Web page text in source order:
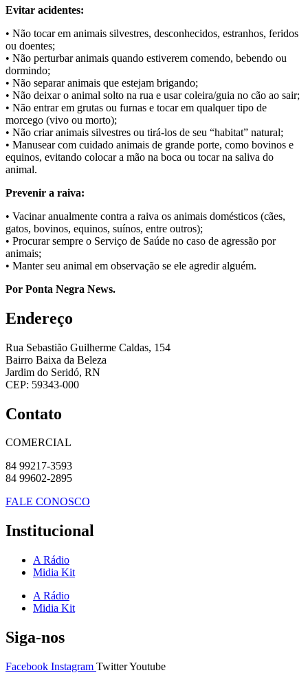
Evitar acidentes:
• Não tocar em animais silvestres, desconhecidos, estranhos, feridos
ou doentes;
• Não perturbar animais quando estiverem comendo, bebendo ou
dormindo;
• Não separar animais que estejam brigando;
• Não deixar o animal solto na rua e usar coleira/guia no cão ao sair;
• Não entrar em grutas ou furnas e tocar em qualquer tipo de
morcego (vivo ou morto);
• Não criar animais silvestres ou tirá-los de seu “habitat” natural;
• Manusear com cuidado animais de grande porte, como bovinos e
equinos, evitando colocar a mão na boca ou tocar na saliva do
animal.
Prevenir a raiva:
• Vacinar anualmente contra a raiva os animais domésticos (cães,
gatos, bovinos, equinos, suínos, entre outros);
• Procurar sempre o Serviço de Saúde no caso de agressão por
animais;
• Manter seu animal em observação se ele agredir alguém.
Por Ponta Negra News.
Endereço
Rua Sebastião Guilherme Caldas, 154
Bairro Baixa da Beleza
Jardim do Seridó, RN
CEP: 59343-000
Contato
COMERCIAL
84 99217-3593
84 99602-2895
FALE CONOSCO
Institucional
A Rádio
Midia Kit
A Rádio
Midia Kit
Siga-nos
Facebook Instagram TwitterYoutube